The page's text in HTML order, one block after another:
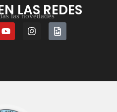
LAS REDES
las novedades